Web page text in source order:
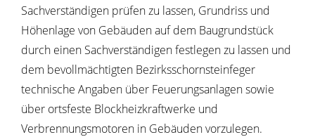
Sachverständigen prüfen zu lassen, Grundriss und
Höhenlage von Gebäuden auf dem Baugrundstück
durch einen Sachverständigen festlegen zu lassen und
dem bevollmächtigten Bezirksschornsteinfeger
technische Angaben über Feuerungsanlagen sowie
über ortsfeste Blockheizkraftwerke und
Verbrennungsmotoren in Gebäuden vorzulegen.